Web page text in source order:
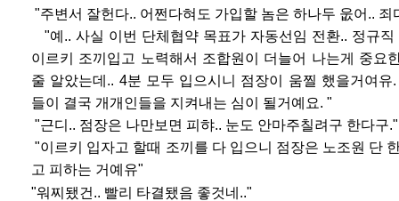
"주변서 잘헌다.. 어쩐다혀도 가입할 놈은 하나두 웂어.. 죄
"예.. 사실 이번 단체협약 목표가 자동선임 전환.. 정규직
이르키 조끼입고 노력해서 조합원이 더늘어 나는게 중요
줄 알았는데.. 4분 모두 입으시니 점장이 움찔 했을거여
들이 결국 개개인들을 지켜내는 심이 될거예요. "
"근디.. 점장은 나만보면 피햐.. 눈도 안마주칠려구 한다구."
"이르키 입자고 할때 조끼를 다 입으니 점장은 노조원 단
고 피하는 거예유"
"워찌됐건.. 빨리 타결됐음 좋것네.."